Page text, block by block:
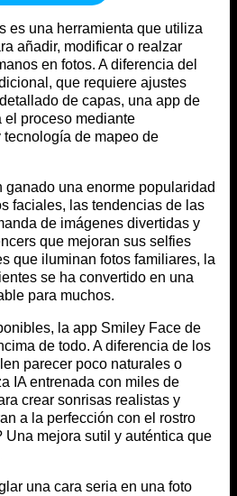
es una herramienta que utiliza
añadir, modificar o realzar
en fotos. A diferencia del
que requiere ajustes
de capas, una app de
el proceso mediante
de mapeo de
ganado una enorme popularidad
faciales, las tendencias de las
de imágenes divertidas y
que mejoran sus selfies
que iluminan fotos familiares, la
se ha convertido en una
para muchos.
la app Smiley Face de
de todo. A diferencia de los
parecer poco naturales o
IA entrenada con miles de
crear sonrisas realistas y
a la perfección con el rostro
mejora sutil y auténtica que
una cara seria en una foto